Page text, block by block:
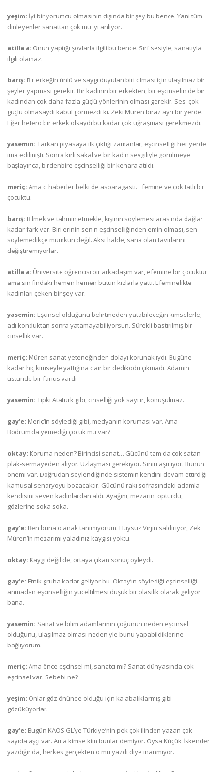
yeşim: İyi bir yorumcu olmasının dışında bir şey bu bence. Yani tüm
dinleyenler sanattan çok mu iyi anlıyor.
atilla a: Onun yaptığı şovlarla ilgili bu bence. Sırf sesiyle, sanatıyla
ilgili olamaz.
barış: Bir erkeğin ünlü ve saygı duyulan biri olması için ulaşılmaz bir
şeyler yapması gerekir. Bir kadının bir erkekten, bir eşcinselin de bir
kadından çok daha fazla güçlü yönlerinin olması gerekir. Sesi çok
güçlü olmasaydı kabul görmezdi ki. Zeki Müren biraz ayrı bir yerde.
Eğer hetero bir erkek olsaydı bu kadar çok uğraşması gerekmezdi.
yasemin: Tarkan piyasaya ilk çıktığı zamanlar, eşcinselliği her yerde
ima edilmişti. Sonra kirli sakal ve bir kadın sevgiliyle görülmeye
başlayınca, birdenbire eşcinselliği bir kenara atıldı.
meriç: Ama o haberler belki de asparagastı. Efemine ve çok tatlı bir
çocuktu.
barış: Bilmek ve tahmin etmekle, kişinin söylemesi arasında dağlar
kadar fark var. Birilerinin senin eşcinselliğinden emin olması, sen
söylemedikçe mümkün değil. Aksi halde, sana olan tavırlarını
değiştiremiyorlar.
atilla a: Üniversite öğrencisi bir arkadaşım var, efemine bir çocuktur
ama sınıfındaki hemen hemen bütün kızlarla yattı. Efeminelikte
kadınları çeken bir şey var.
yasemin: Eşcinsel olduğunu belirtmeden yatabileceğin kimselerle,
adı konduktan sonra yatamayabiliyorsun. Sürekli bastırılmış bir
cinsellik var.
meriç: Müren sanat yeteneğinden dolayı korunaklıydı. Bugüne
kadar hiç kimseyle yattığına dair bir dedikodu çıkmadı. Adamın
üstünde bir fanus vardı.
yasemin: Tıpkı Atatürk gibi, cinselliği yok sayılır, konuşulmaz.
gay’e: Meriç’in söylediği gibi, medyanın koruması var. Ama
Bodrum’da yemediği çocuk mu var?
oktay: Koruma neden? Birincisi sanat… Gücünü tam da çok satan
plak-sermayeden alıyor. Uzlaşması gerekiyor. Sınırı aşmıyor. Bunun
önemi var. Doğrudan söylendiğinde sistemin kendini devam ettirdiği
kamusal senaryoyu bozacaktır. Gücünü rakı sofrasındaki adamla
kendisini seven kadınlardan aldı. Ayağını, mezarını öptürdü,
gözlerine soka soka.
gay’e: Ben buna olanak tanımıyorum. Huysuz Virjin saldırıyor, Zeki
Müren’in mezarımı yaladınız kaygısı yoktu.
oktay: Kaygı değil de, ortaya çıkan sonuç öyleydi.
gay’e: Etnik gruba kadar geliyor bu. Oktay’ın söylediği eşcinselliği
anmadan eşcinselliğin yüceltilmesi düşük bir olasılık olarak geliyor
bana.
yasemin: Sanat ve bilim adamlarının çoğunun neden eşcinsel
olduğunu, ulaşılmaz olması nedeniyle bunu yapabildiklerine
bağlıyorum.
meriç: Ama önce eşcinsel mi, sanatçı mı? Sanat dünyasında çok
eşcinsel var. Sebebi ne?
yeşim: Onlar göz önünde olduğu için kalabalıklarmış gibi
gözüküyorlar.
gay’e: Bugün KAOS GL’ye Türkiye’nin pek çok ilinden yazan çok
sayıda aşçı var. Ama kimse kim bunlar demiyor. Oysa Küçük İskender
yazdığında, herkes gerçekten o mu yazdı diye inanmıyor.